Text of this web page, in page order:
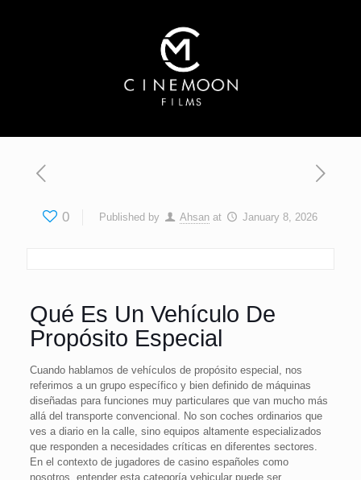
0 Published by Ahsan at January 8, 2026
Qué Es Un Vehículo De
Propósito Especial
Cuando hablamos de vehículos de propósito especial, nos
referimos a un grupo específico y bien definido de máquinas
diseñadas para funciones muy particulares que van mucho más
allá del transporte convencional. No son coches ordinarios que
ves a diario en la calle, sino equipos altamente especializados
que responden a necesidades críticas en diferentes sectores.
En el contexto de jugadores de casino españoles como
nosotros, entender esta categoría vehicular puede ser